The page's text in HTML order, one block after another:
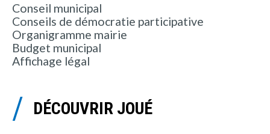
Conseil municipal
Conseils de démocratie participative
Organigramme mairie
Budget municipal
Affichage légal
DÉCOUVRIR JOUÉ